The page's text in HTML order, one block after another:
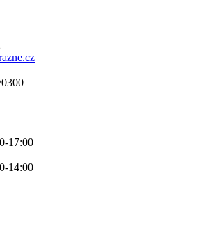
17:00
14:00